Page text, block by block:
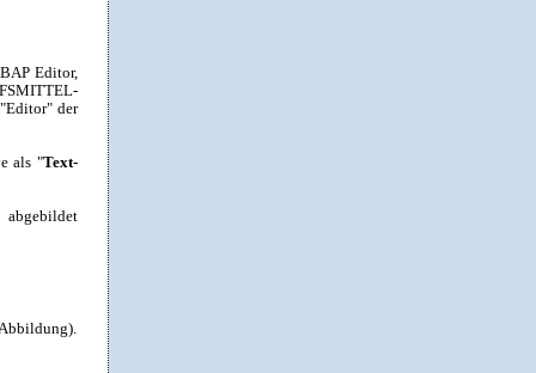
Editor,
der
als "Text-